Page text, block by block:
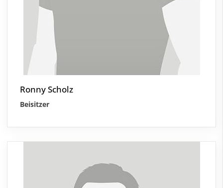
Ronny Scholz
Beisitzer